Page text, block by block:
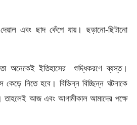
এবং ছাদ কেঁপে যায়। ছড়ানো-ছিটানো
অনেকেই ইতিহাসের শুদ্ধিকরণে ব্যস্ত।
কেড়ে নিতে হবে। বিভিন্ন বিচ্ছিন্ন ঘটনাকে
তাহলেই আজ এবং আগামীকাল আমাদের পক্ষে